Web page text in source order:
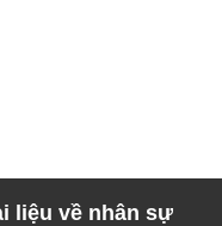
liệu về nhân sự